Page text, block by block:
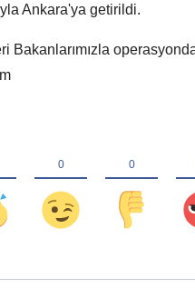
Ankara'ya getirildi.
Bakanlarımızla